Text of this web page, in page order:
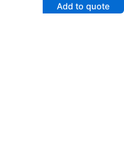
Add to quote